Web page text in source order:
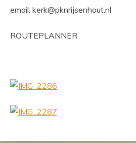
email: kerk@pknrijsenhout.nl
ROUTEPLANNER